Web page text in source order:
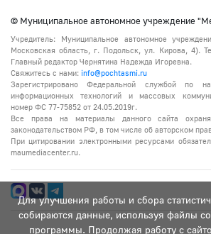
Для улучшения работы и сбора
собираются данные, используя файлы
программы. Продолжая работу с
© Муниципальное автономное учреждение
Учредитель: Муниципальное автономное
Московская область, г. Подольск, ул. Кирова, 4).
Главный редактор Чернятина Надежда Игоревна.
Свяжитесь с нами: info@pochtasmi.ru
Зарегистрировано Федеральной службой по
информационных технологий и массовых
номер ФС 77-75852 от 24.05.2019г.
Все права на материалы данного сайта
законодательством РФ, в том числе об авторском
При цитировании электронными ресурсами
maumediacenter.ru.